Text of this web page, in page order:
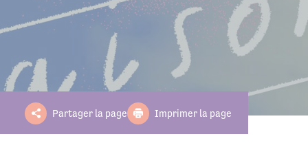
Location de salles
Action culturelle
Informations pratiques
Ludothèque
Horaires
Salon des artistes
Fête de la musique
Partager la page Imprimer la page